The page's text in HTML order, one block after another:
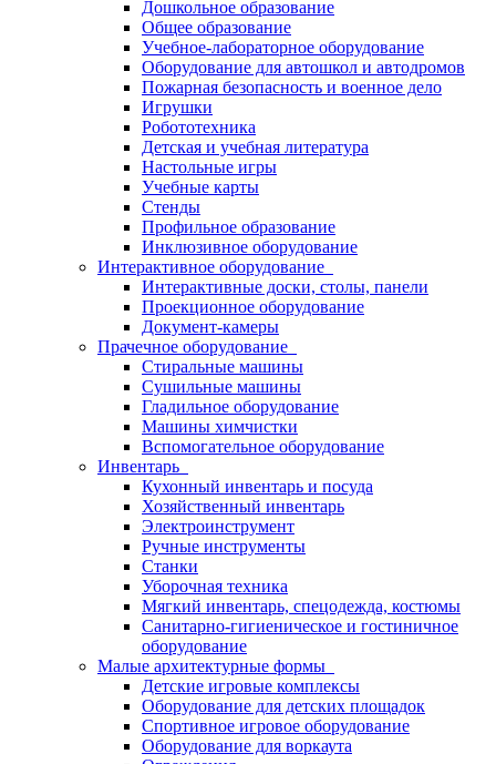
Дошкольное образование
Общее образование
Учебное-лабораторное оборудование
Оборудование для автошкол и автодромов
Пожарная безопасность и военное дело
Игрушки
Робототехника
Детская и учебная литература
Настольные игры
Учебные карты
Стенды
Профильное образование
Инклюзивное оборудование
Интерактивное оборудование
Интерактивные доски, столы, панели
Проекционное оборудование
Документ-камеры
Прачечное оборудование
Стиральные машины
Сушильные машины
Гладильное оборудование
Машины химчистки
Вспомогательное оборудование
Инвентарь
Кухонный инвентарь и посуда
Хозяйственный инвентарь
Электроинструмент
Ручные инструменты
Станки
Уборочная техника
Мягкий инвентарь, спецодежда, костюмы
Санитарно-гигиеническое и гостиничное
оборудование
Малые архитектурные формы
Детские игровые комплексы
Оборудование для детских площадок
Спортивное игровое оборудование
Оборудование для воркаута